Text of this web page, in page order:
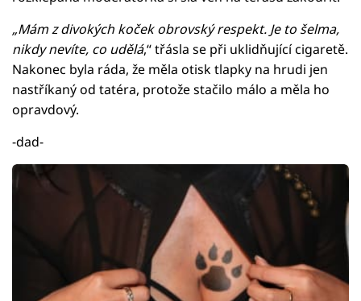
„Mám z divokých koček obrovský respekt. Je to šelma,
nikdy nevíte, co udělá,“ třásla se při uklidňující cigaretě.
Nakonec byla ráda, že měla otisk tlapky na hrudi jen
nastříkaný od tatéra, protože stačilo málo a měla ho
opravdový.
-dad-